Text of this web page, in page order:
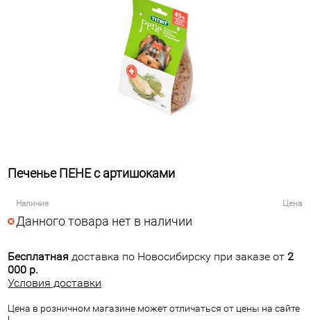
Печенье ПЕНЕ с артишоками
Наличие Цена
Данного товара нет в наличии
Бесплатная доставка по Новосибирску при заказе от 2
000 р.
Условия доставки
Цена в розничном магазине может отличаться от цены на сайте